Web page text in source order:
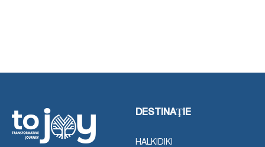
DESTINAŢIE
HALKIDIKI